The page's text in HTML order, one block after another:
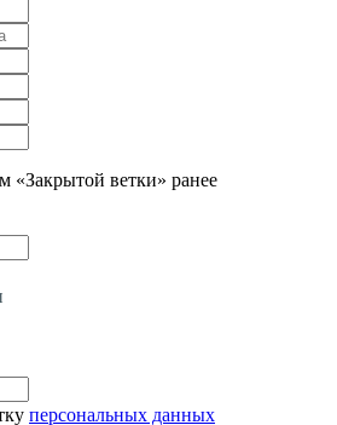
«Закрытой ветки» ранее
персональных данных